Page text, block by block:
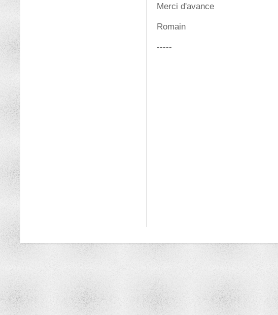
Merci d'avance
Romain
-----